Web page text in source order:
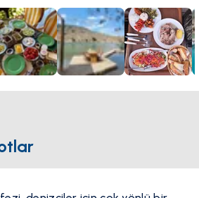
sakin mavi suların ve doğanın
izleyebilirsiniz. Özellikle günün
renk değiştiren gökyüzü, adanın
kılıyor.
ait bir iskelesi bulunuyor; teknenizi
lezzetin ve manzaranın tadını